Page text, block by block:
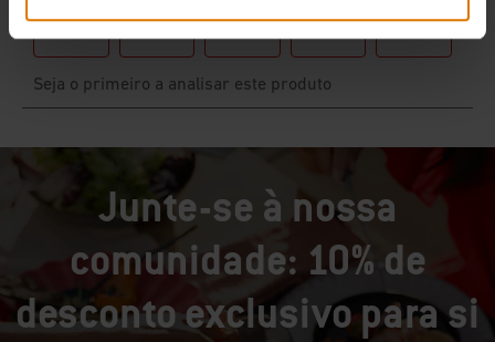
Junte-se à nossa
comunidade: 10% de
desconto exclusivo para si